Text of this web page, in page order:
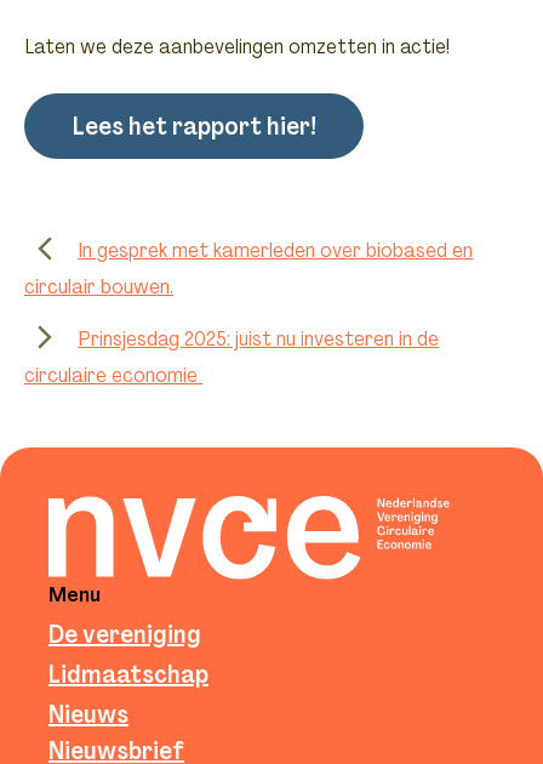
Laten we deze aanbevelingen omzetten in actie!
Lees het rapport hier!
In gesprek met kamerleden over biobased en
circulair bouwen.
Prinsjesdag 2025: juist nu investeren in de
circulaire economie
Menu
De vereniging
Lidmaatschap
Nieuws
Nieuwsbrief